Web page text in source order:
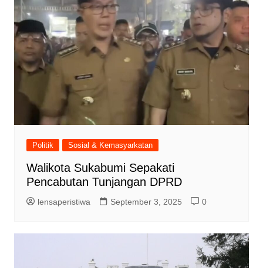
Politik Sosial & Kemasyarkatan
Walikota Sukabumi Sepakati
Pencabutan Tunjangan DPRD
lensaperistiwa September 3, 2025 0